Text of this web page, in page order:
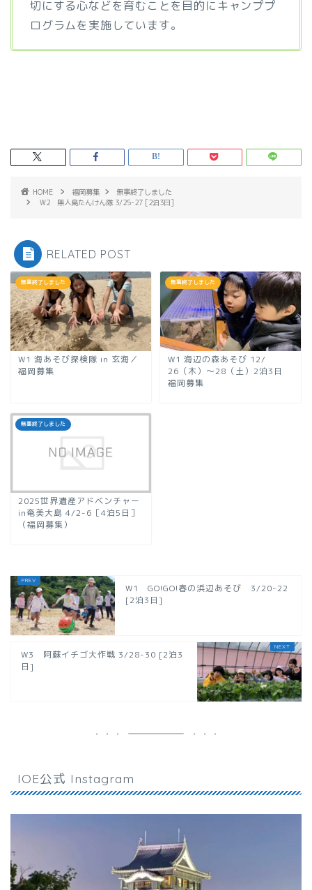
切にする心などを育むことを目的にキャンププ
ログラムを実施しています。
HOME 福岡募集
無事終了しました
W2 無人島たんけん隊 3/25-27 [2泊3日]
RELATED POST
無事終了しました
W1 海あそび探検隊 in 玄海／
福岡募集
無事終了しました
W1 海辺の森あそび 12/
26（木）～28（土）2泊3日
福岡募集
無事終了しました
2025世界遺産アドベンチャー
in奄美大島 4/2-6［4泊5日］
（福岡募集）
W1 GO!GO!春の浜辺あそび 3/20-22
[2泊3日]
W3 阿蘇イチゴ大作戦 3/28-30 [2泊3
日]
IOE公式 Instagram